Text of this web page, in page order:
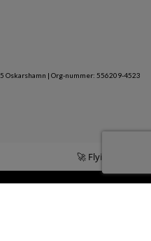
Oskarshamn | Org-nummer: 556209-4523
🚀 Flying with